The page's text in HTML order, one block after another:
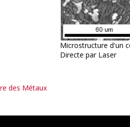
Microstructure d'un
Directe par Laser
des Métaux